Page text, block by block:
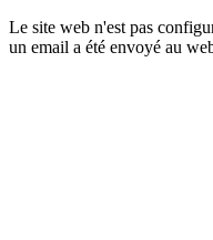
Le site web n'est pas
un email a été envoyé au